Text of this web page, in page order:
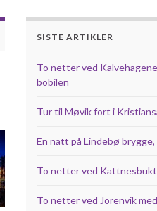
SISTE ARTIKLER
To netter ved
bobilen
Tur til Møvik fort i
En natt på Lindebø
To netter ved
To netter ved Jorenvik